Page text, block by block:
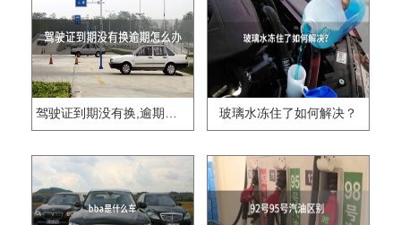
驾驶证到期没有换,逾期怎么办?? 玻璃水冻住了如何解决？